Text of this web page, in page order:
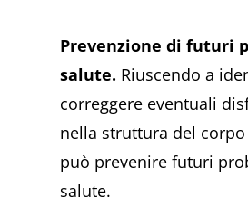
Prevenzione di futuri
salute. Riuscendo a
correggere eventuali
nella struttura del corpo
può prevenire futuri
salute.